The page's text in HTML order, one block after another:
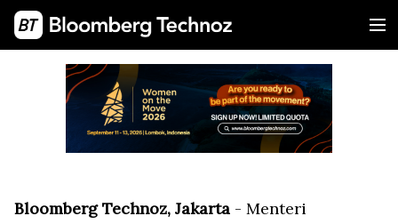
Bloomberg Technoz, Jakarta - Menteri